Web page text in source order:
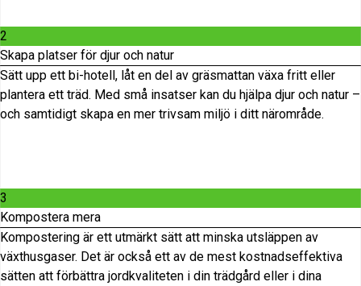
2
Skapa platser för djur och natur
Sätt upp ett bi-hotell, låt en del av gräsmattan växa fritt eller
plantera ett träd. Med små insatser kan du hjälpa djur och natur –
och samtidigt skapa en mer trivsam miljö i ditt närområde.
3
Kompostera mera
Kompostering är ett utmärkt sätt att minska utsläppen av
växthusgaser. Det är också ett av de mest kostnadseffektiva
sätten att förbättra jordkvaliteten i din trädgård eller i dina